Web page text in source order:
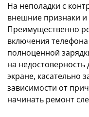
На неполадки с
внешние признаки и
Преимущественно
включения
полноценной
на
экране, касательно
зависимости от
начинать ремонт